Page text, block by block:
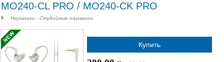
29
38-
MO240-CL PRO / MO240-CK PRO
Наушники - Студийные наушники
Купить